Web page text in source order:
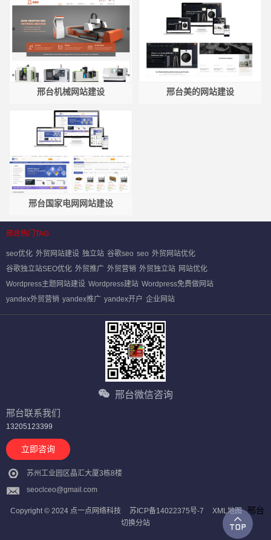
邢台机械网站建设 邢台美的网站建设
邢台国家电网网站建设
邢台热门TAG
seo优化 外贸网站建设 独立站 谷歌seo seo 外贸网站优化
谷歌独立站SEO优化 外贸推广 外贸营销 外贸独立站 网站优化
Wordpress主题网站建设 Wordpress建站 Wordpress免费做网站
yandex外贸营销 yandex推广 yandex开户 企业网站
邢台微信咨询
邢台联系我们
13205123399
立即咨询
苏州工业园区晶汇大厦3栋8楼
seoclceo@gmail.com
Copyright © 2024 点一点网络科技 苏ICP备14022375号-7 XML地图 邢台
切换分站